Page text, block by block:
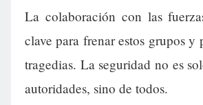
La colaboración con las
clave para frenar estos grupos y
tragedias. La seguridad no es
autoridades, sino de todos.